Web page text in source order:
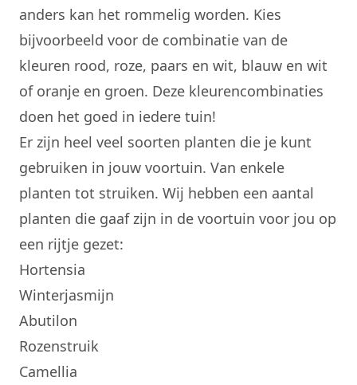
anders kan het rommelig worden. Kies
bijvoorbeeld voor de combinatie van de
kleuren rood, roze, paars en wit, blauw en wit
of oranje en groen. Deze kleurencombinaties
doen het goed in iedere tuin!
Er zijn heel veel soorten planten die je kunt
gebruiken in jouw voortuin. Van enkele
planten tot struiken. Wij hebben een aantal
planten die gaaf zijn in de voortuin voor jou op
een rijtje gezet:
Hortensia
Winterjasmijn
Abutilon
Rozenstruik
Camellia